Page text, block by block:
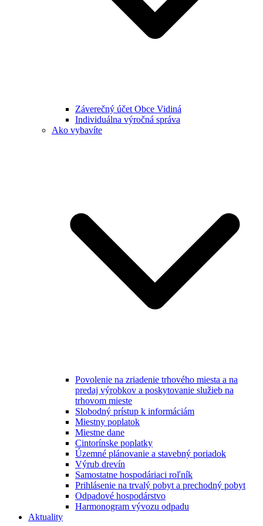
Záverečný účet Obce Vidiná
Individuálna výročná správa
Ako vybavíte
Povolenie na zriadenie trhového miesta a na
predaj výrobkov a poskytovanie služieb na
trhovom mieste
Slobodný prístup k informáciám
Miestny poplatok
Miestne dane
Cintorínske poplatky
Územné plánovanie a stavebný poriadok
Výrub drevín
Samostatne hospodáriaci roľník
Prihlásenie na trvalý pobyt a prechodný pobyt
Odpadové hospodárstvo
Harmonogram vývozu odpadu
Aktuality